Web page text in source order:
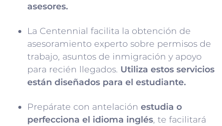
asesores.
La Centennial facilita la obtención de
asesoramiento experto sobre permisos de
trabajo, asuntos de inmigración y apoyo
para recién llegados. Utiliza estos servicios
están diseñados para el estudiante.
Prepárate con antelación estudia o
perfecciona el idioma inglés, te facilitará